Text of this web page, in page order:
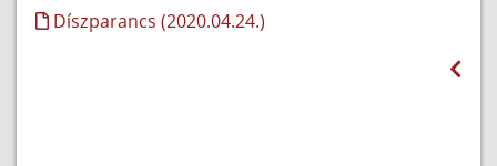
Díszparancs (2020.04.24.)